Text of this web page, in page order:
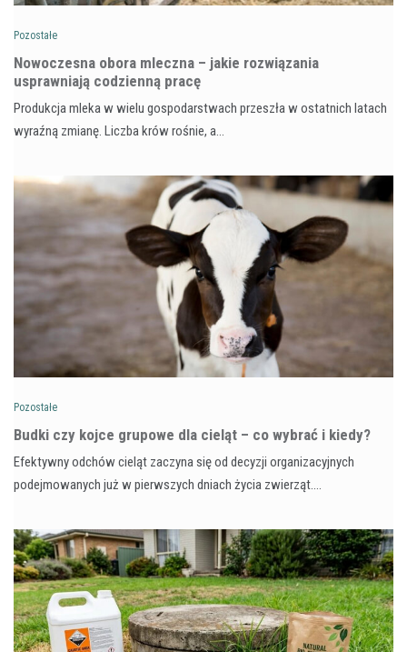
Pozostałe
Nowoczesna obora mleczna – jakie rozwiązania
usprawniają codzienną pracę
Produkcja mleka w wielu gospodarstwach przeszła w ostatnich latach
wyraźną zmianę. Liczba krów rośnie, a…
Pozostałe
Budki czy kojce grupowe dla cieląt – co wybrać i kiedy?
Efektywny odchów cieląt zaczyna się od decyzji organizacyjnych
podejmowanych już w pierwszych dniach życia zwierząt.…